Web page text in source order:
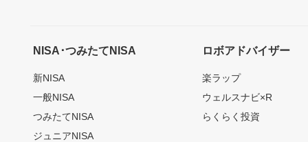
NISA･つみたてNISA
新NISA
一般NISA
つみたてNISA
ジュニアNISA
ロボアドバイザー
楽ラップ
ウェルスナビ×R
らくらく投資